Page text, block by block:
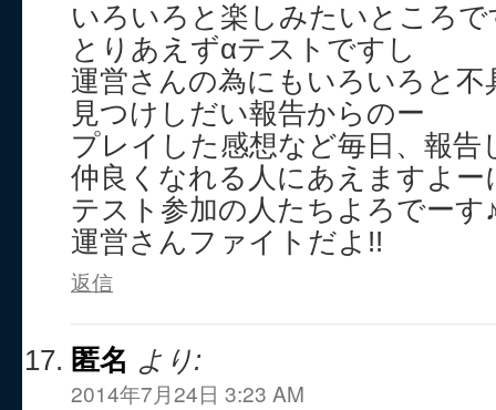
いろいろと楽しみたいところで
とりあえずαテストですし
運営さんの為にもいろいろと不
見つけしだい報告からのー
プレイした感想など毎日、報告
仲良くなれる人にあえますよー
テスト参加の人たちよろでーす
運営さんファイトだよ!!
返信
匿名 より:
2014年7月24日 3:23 AM